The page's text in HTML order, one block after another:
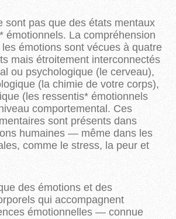
sont pas que des états mentaux
émotionnels. La compréhension
émotions sont vécues à quatre
mais étroitement interconnectés
ou psychologique (le cerveau),
(la chimie de votre corps),
(les ressentis* émotionnels
comportemental. Ces
sont présents dans
humaines — même dans les
comme le stress, la peur et
des émotions et des
qui accompagnent
émotionnelles — connue